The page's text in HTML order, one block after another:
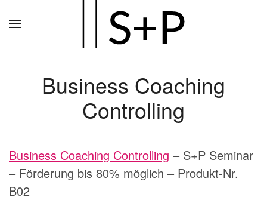
Hauptinhalt
Business Coaching
Controlling
Business Coaching Controlling – S+P Seminar
– Förderung bis 80% möglich – Produkt-Nr.
B02